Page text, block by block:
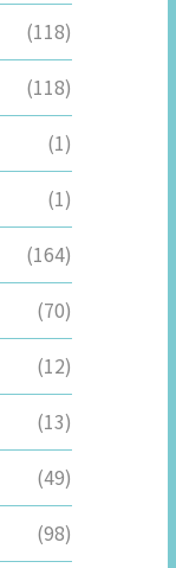
(118)
(118)
(1)
(1)
(164)
(70)
(12)
(13)
(49)
(98)